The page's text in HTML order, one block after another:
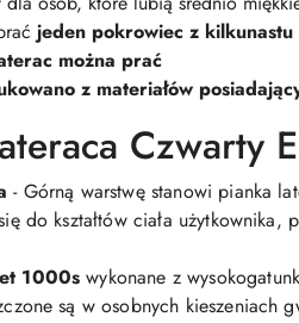
jeden pokrowiec z
można prać
z materiałów
Czwarty
- Górną warstwę stanowi pianka
do kształtów ciała
1000s wykonane z
są w osobnych